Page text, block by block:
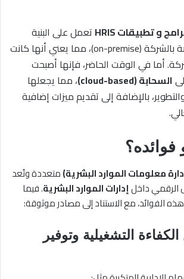
و تطبيقات
تعمل على البنية
التحتية التقنية الخاصة بالشركة (on-premise)، مما يعني أنها كانت
أما في الوقت الحاضر، فإنها أصبحت
السحابة (cloud-based)
، مما يجعلها
بالإضافة إلى تقديم ميزات إضافية
متعددة وتُعد
الرقمي داخلإدارات الموارد البشرية. فيما
الفوائد، مع الاستناد إلى مصادر موثوقة:
التشغيلية وتوفير